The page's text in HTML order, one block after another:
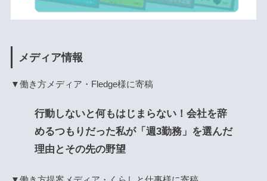
メディア情報
▼働き方メディア・Fledge様に寄稿
行動しないと何もはじまらない！会社を辞
めるつもりだった私が「週3勤務」を選んだ
理由とその先の野望